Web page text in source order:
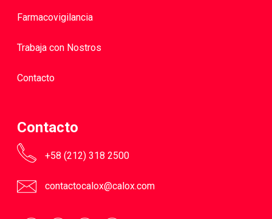
Farmacovigilancia
Trabaja con Nostros
Contacto
Contacto
+58 (212) 318 2500
contactocalox@calox.com